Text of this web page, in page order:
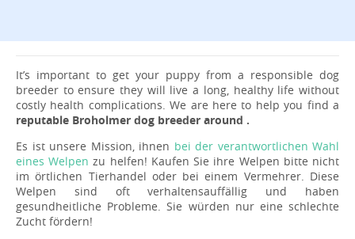
It’s important to get your puppy from a responsible dog
breeder to ensure they will live a long, healthy life without
costly health complications. We are here to help you find a
reputable Broholmer dog breeder around .
Es ist unsere Mission, ihnen bei der verantwortlichen Wahl
eines Welpenzu helfen! Kaufen Sie ihre Welpen bitte nicht
im örtlichen Tierhandel oder bei einem Vermehrer. Diese
Welpen sind oft verhaltensauffällig und haben
gesundheitliche Probleme. Sie würden nur eine schlechte
Zucht fördern!